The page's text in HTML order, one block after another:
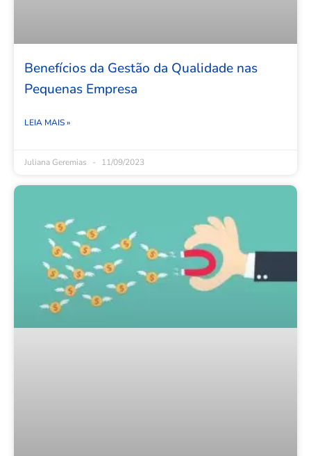
Benefícios da Gestão da Qualidade nas
Pequenas Empresa
LEIA MAIS »
Juliana Geremias 11/09/2023